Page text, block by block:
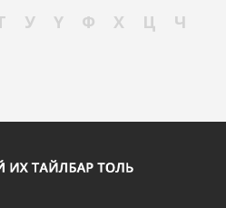
У Ү Ф Х Ц
Ч